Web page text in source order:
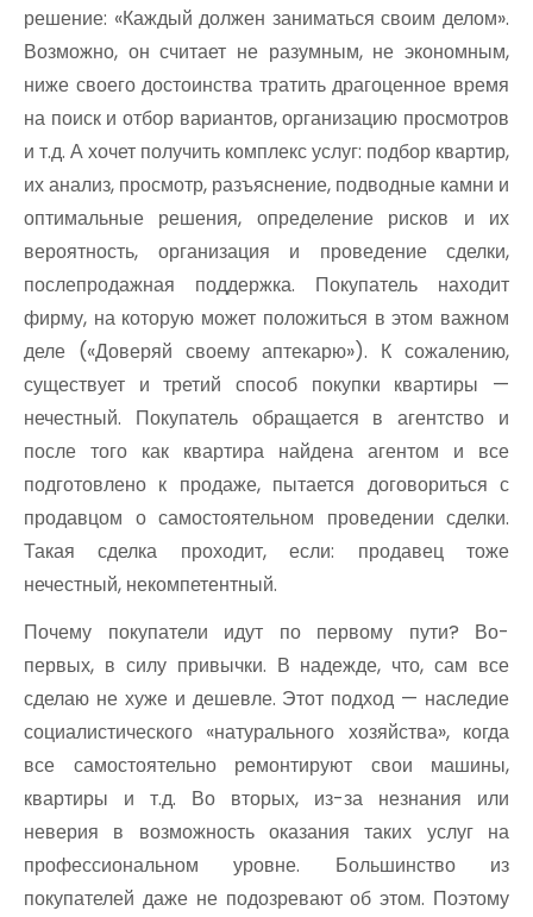
решение: «Каждый должен заниматься своим делом».
Возможно, он считает не разумным, не экономным,
ниже своего достоинства тратить драгоценное время
на поиск и отбор вариантов, организацию просмотров
и т.д. А хочет получить комплекс услуг: подбор квартир,
их анализ, просмотр, разъяснение, подводные камни и
оптимальные решения, определение рисков и их
вероятность, организация и проведение сделки,
послепродажная поддержка. Покупатель находит
фирму, на которую может положиться в этом важном
деле («Доверяй своему аптекарю»). К сожалению,
существует и третий способ покупки квартиры —
нечестный. Покупатель обращается в агентство и
после того как квартира найдена агентом и все
подготовлено к продаже, пытается договориться с
продавцом о самостоятельном проведении сделки.
Такая сделка проходит, если: продавец тоже
нечестный, некомпетентный.
Почему покупатели идут по первому пути? Во-
первых, в силу привычки. В надежде, что, сам все
сделаю не хуже и дешевле. Этот подход — наследие
социалистического «натурального хозяйства», когда
все самостоятельно ремонтируют свои машины,
квартиры и т.д. Во вторых, из-за незнания или
неверия в возможность оказания таких услуг на
профессиональном уровне. Большинство из
покупателей даже не подозревают об этом. Поэтому